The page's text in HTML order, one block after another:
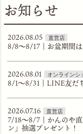
お知らせ
2026.08.05
8/8〜8/17｜お盆期間
2026.08.01
8/1～8/31｜LINE友だ
2026.07.16
7/18～8/7｜かんのや
ン」抽選プレゼント！